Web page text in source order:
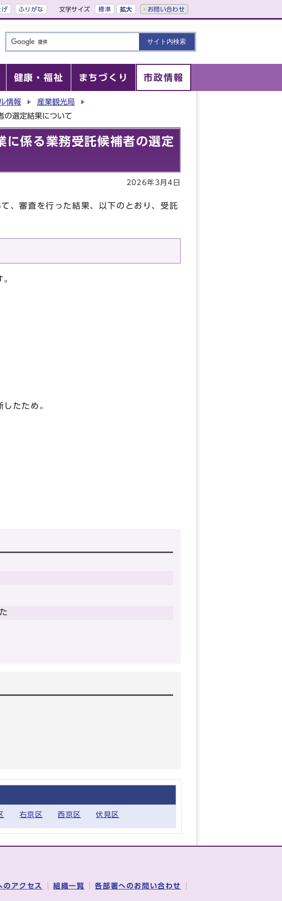
げ ふりがな 文字サイズ 標準 拡大 お問い合わせ
健康・福祉 まちづくり 市政情報
情報
産業観光局
の選定結果について
係る業務受託候補者の選定
2026年3月4日
、審査を行った結果、以下のとおり、受託
たため。
右京区 西京区 伏見区
のアクセス 組織一覧 各部署へのお問い合わせ